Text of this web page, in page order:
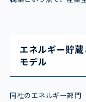
エネルギー貯
モデル
同社のエネルギー部